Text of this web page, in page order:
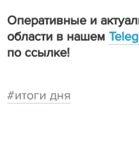
Оперативные и
области в нашем
по ссылке!
#итоги дня